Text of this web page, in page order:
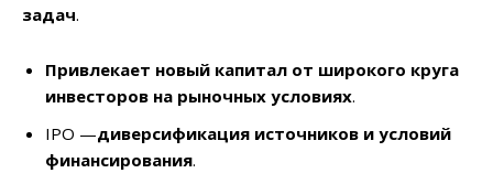
задач.
Привлекает новый капитал от широкого круга
инвесторов на рыночных условиях.
IPO —диверсификация источников и условий
финансирования.